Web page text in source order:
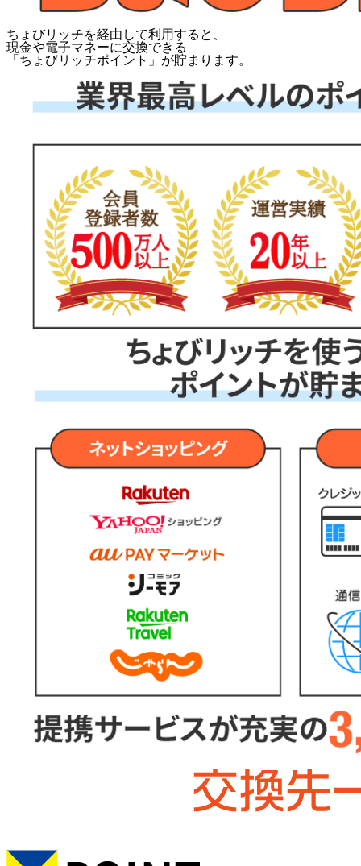
ちょびリッチを経由して利用すると、
現金や電子マネーに交換できる
「 ちょびリッチポイント 」が貯まります。